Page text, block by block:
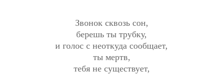
Звонок сквозь сон,
берешь ты трубку,
и голос с неоткуда сообщает,
ты мертв,
тебя не существует,